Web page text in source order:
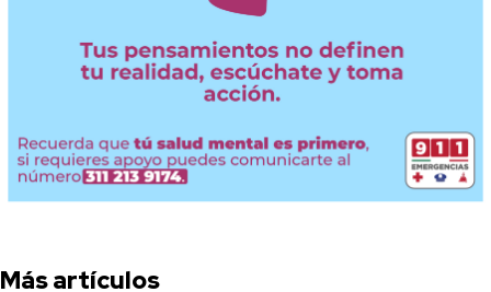
Más artículos